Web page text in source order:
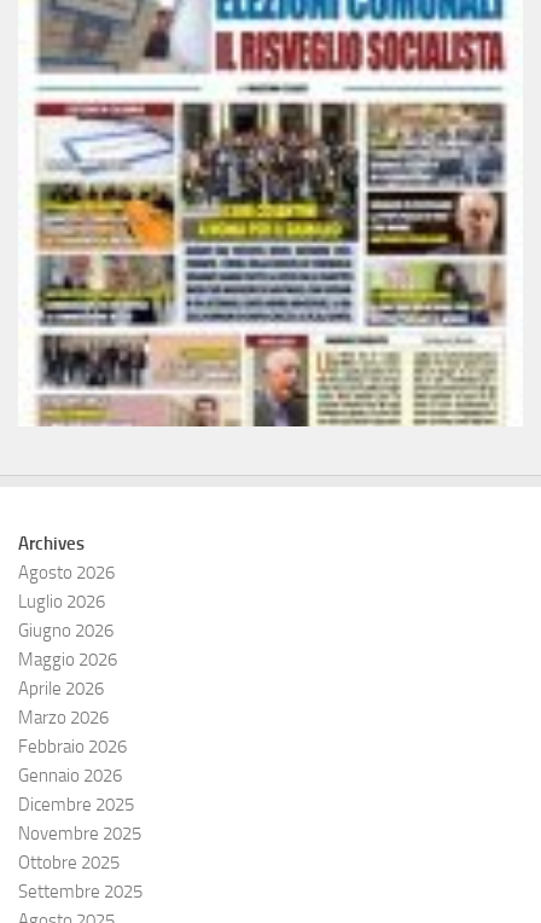
Archives
Agosto 2026
Luglio 2026
Giugno 2026
Maggio 2026
Aprile 2026
Marzo 2026
Febbraio 2026
Gennaio 2026
Dicembre 2025
Novembre 2025
Ottobre 2025
Settembre 2025